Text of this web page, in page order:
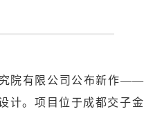
院有限公司公布新作——
计。项目位于成都交子金